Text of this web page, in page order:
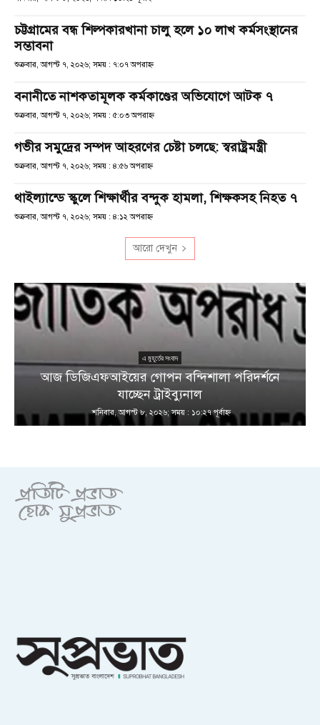
চট্টগ্রামের বন্ধ শিল্পকারখানা চালু হলে ১০ লাখ কর্মসংস্থানের
সম্ভাবনা
শুক্রবার, আগস্ট ৭, ২০২৬; সময় : ৭:০৭ অপরাহ্ণ
বনানীতে নাশকতামূলক কর্মকাণ্ডের অভিযোগে আটক ৭
শুক্রবার, আগস্ট ৭, ২০২৬; সময় : ৫:০৩ অপরাহ্ণ
গভীর সমুদ্রের সম্পদ আহরণের চেষ্টা চলছে: স্বরাষ্ট্রমন্ত্রী
শুক্রবার, আগস্ট ৭, ২০২৬; সময় : ৪:৫৬ অপরাহ্ণ
থাইল্যান্ডে স্কুলে শিক্ষার্থীর বন্দুক হামলা, শিক্ষকসহ নিহত ৭
শুক্রবার, আগস্ট ৭, ২০২৬; সময় : ৪:১২ অপরাহ্ণ
আরো দেখুন
এ মুহূর্তের সংবাদ
আজ ডিজিএফআইয়ের গোপন বন্দিশালা পরিদর্শনে
যাচ্ছেন ট্রাইব্যুনাল
শনিবার, আগস্ট ৮, ২০২৬; সময় : ১০:২৭ পূর্বাহ্ণ